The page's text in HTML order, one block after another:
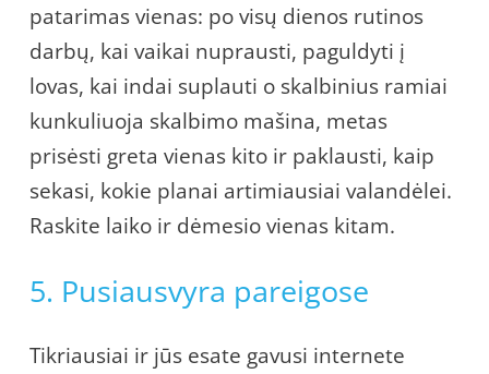
patarimas vienas: po visų dienos rutinos
darbų, kai vaikai nuprausti, paguldyti į
lovas, kai indai suplauti o skalbinius ramiai
kunkuliuoja skalbimo mašina, metas
prisėsti greta vienas kito ir paklausti, kaip
sekasi, kokie planai artimiausiai valandėlei.
Raskite laiko ir dėmesio vienas kitam.
5. Pusiausvyra pareigose
Tikriausiai ir jūs esate gavusi internete